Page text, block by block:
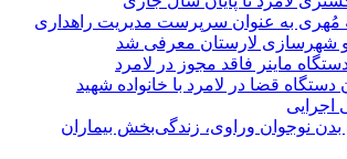
مُهری به عنوان سرپرست مدیریت راهداری
و شهرسازی لارستان معرفی شد
دستگاه قضا در لامرد با خانواده شهید
اجرایی
بدن نوجوان وراوی، زندگی‌بخش بیماران